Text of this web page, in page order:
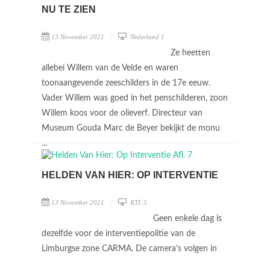
NU TE ZIEN
13 November 2021 Nederland 1
Ze heetten
allebei Willem van de Velde en waren
toonaangevende zeeschilders in de 17e eeuw.
Vader Willem was goed in het penschilderen, zoon
Willem koos voor de olieverf. Directeur van
Museum Gouda Marc de Beyer bekijkt de monu
...
HELDEN VAN HIER: OP INTERVENTIE
13 November 2021 RTL 5
Geen enkele dag is
dezelfde voor de interventiepolitie van de
Limburgse zone CARMA. De camera's volgen in